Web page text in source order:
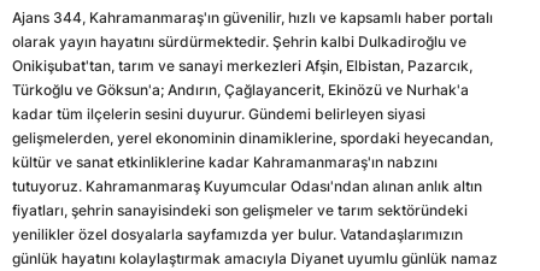
Ajans 344, Kahramanmaraş'ın güvenilir, hızlı ve kapsamlı haber portalı
olarak yayın hayatını sürdürmektedir. Şehrin kalbi Dulkadiroğlu ve
Onikişubat'tan, tarım ve sanayi merkezleri Afşin, Elbistan, Pazarcık,
Türkoğlu ve Göksun'a; Andırın, Çağlayancerit, Ekinözü ve Nurhak'a
kadar tüm ilçelerin sesini duyurur. Gündemi belirleyen siyasi
gelişmelerden, yerel ekonominin dinamiklerine, spordaki heyecandan,
kültür ve sanat etkinliklerine kadar Kahramanmaraş'ın nabzını
tutuyoruz. Kahramanmaraş Kuyumcular Odası'ndan alınan anlık altın
fiyatları, şehrin sanayisindeki son gelişmeler ve tarım sektöründeki
yenilikler özel dosyalarla sayfamızda yer bulur. Vatandaşlarımızın
günlük hayatını kolaylaştırmak amacıyla Diyanet uyumlu günlük namaz